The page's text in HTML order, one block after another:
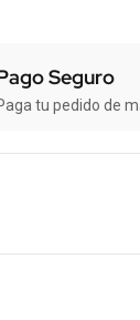
Seguro
tu pedido de